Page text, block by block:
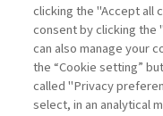
Testa Ginevra
Touchpoint ed
digitale: un
relazione con il
clicking the "Accept all
consent by clicking the
can also manage your
the “Cookie setting”
called "Privacy
select, in an analytical